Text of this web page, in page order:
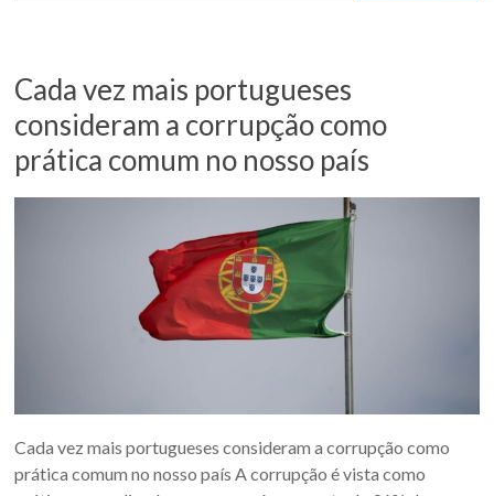
Cada vez mais portugueses
consideram a corrupção como
prática comum no nosso país
Cada vez mais portugueses consideram a corrupção como
prática comum no nosso país A corrupção é vista como